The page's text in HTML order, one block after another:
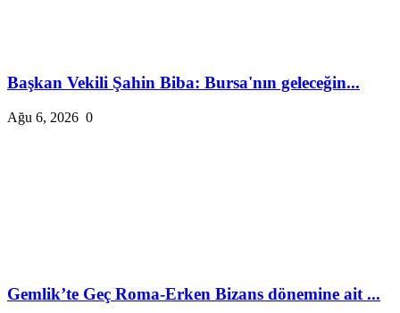
Başkan Vekili Şahin Biba: Bursa'nın geleceğin...
Ağu 6, 2026 0
Gemlik’te Geç Roma-Erken Bizans dönemine ait ...